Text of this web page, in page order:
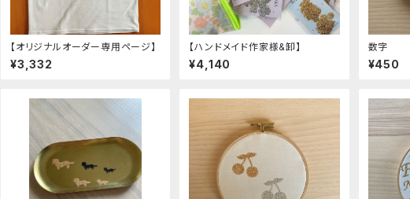
【オリジナルオーダー専用ページ】
¥3,332
【ハンドメイド作家様&卸】
¥4,140
数字
¥450